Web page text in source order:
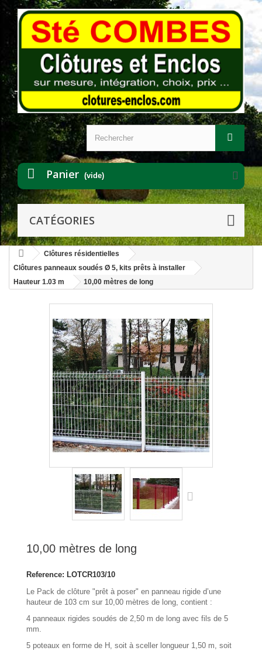
Panier (vide)
CATÉGORIES
Clôtures résidentielles
Clôtures panneaux soudés Ø 5, kits prêts à installer
Hauteur 1.03 m
10,00 mètres de long
10,00 mètres de long
Reference: LOTCR103/10
Le Pack de clôture "prêt à poser" en panneau rigide d’une
hauteur de 103 cm sur 10,00 mètres de long, contient :
4 panneaux rigides soudés de 2,50 m de long avec fils de 5
mm.
5 poteaux en forme de H, soit à sceller longueur 1,50 m, soit